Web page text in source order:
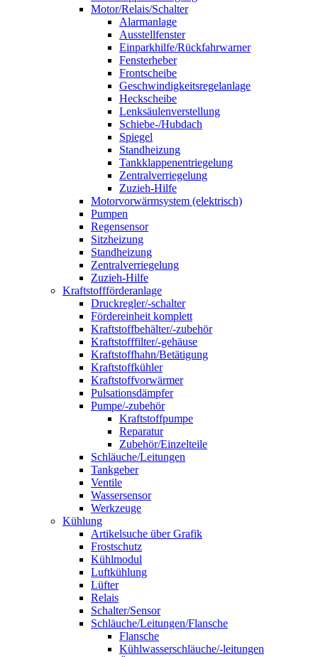
Motor/Relais/Schalter
Alarmanlage
Ausstellfenster
Einparkhilfe/Rückfahrwarner
Fensterheber
Frontscheibe
Geschwindigkeitsregelanlage
Heckscheibe
Lenksäulenverstellung
Schiebe-/Hubdach
Spiegel
Standheizung
Tankklappenentriegelung
Zentralverriegelung
Zuzieh-Hilfe
Motorvorwärmsystem (elektrisch)
Pumpen
Regensensor
Sitzheizung
Standheizung
Zentralverriegelung
Zuzieh-Hilfe
Kraftstoffförderanlage
Druckregler/-schalter
Fördereinheit komplett
Kraftstoffbehälter/-zubehör
Kraftstofffilter/-gehäuse
Kraftstoffhahn/Betätigung
Kraftstoffkühler
Kraftstoffvorwärmer
Pulsationsdämpfer
Pumpe/-zubehör
Kraftstoffpumpe
Reparatur
Zubehör/Einzelteile
Schläuche/Leitungen
Tankgeber
Ventile
Wassersensor
Werkzeuge
Kühlung
Artikelsuche über Grafik
Frostschutz
Kühlmodul
Luftkühlung
Lüfter
Relais
Schalter/Sensor
Schläuche/Leitungen/Flansche
Flansche
Kühlwasserschläuche/-leitungen